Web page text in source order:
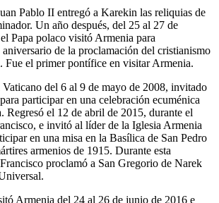
Pablo II entregó a Karekin las reliquias de
Un año después, del 25 al 27 de
Papa polaco visitó Armenia para
de la proclamación del cristianismo
el primer pontífice en visitar Armenia.
del 6 al 9 de mayo de 2008, invitado
participar en una celebración ecuménica
Regresó el 12 de abril de 2015, durante el
e invitó al líder de la Iglesia Armenia
en una misa en la Basílica de San Pedro
armenios de 1915. Durante esta
proclamó a San Gregorio de Narek
Armenia del 24 al 26 de junio de 2016 e